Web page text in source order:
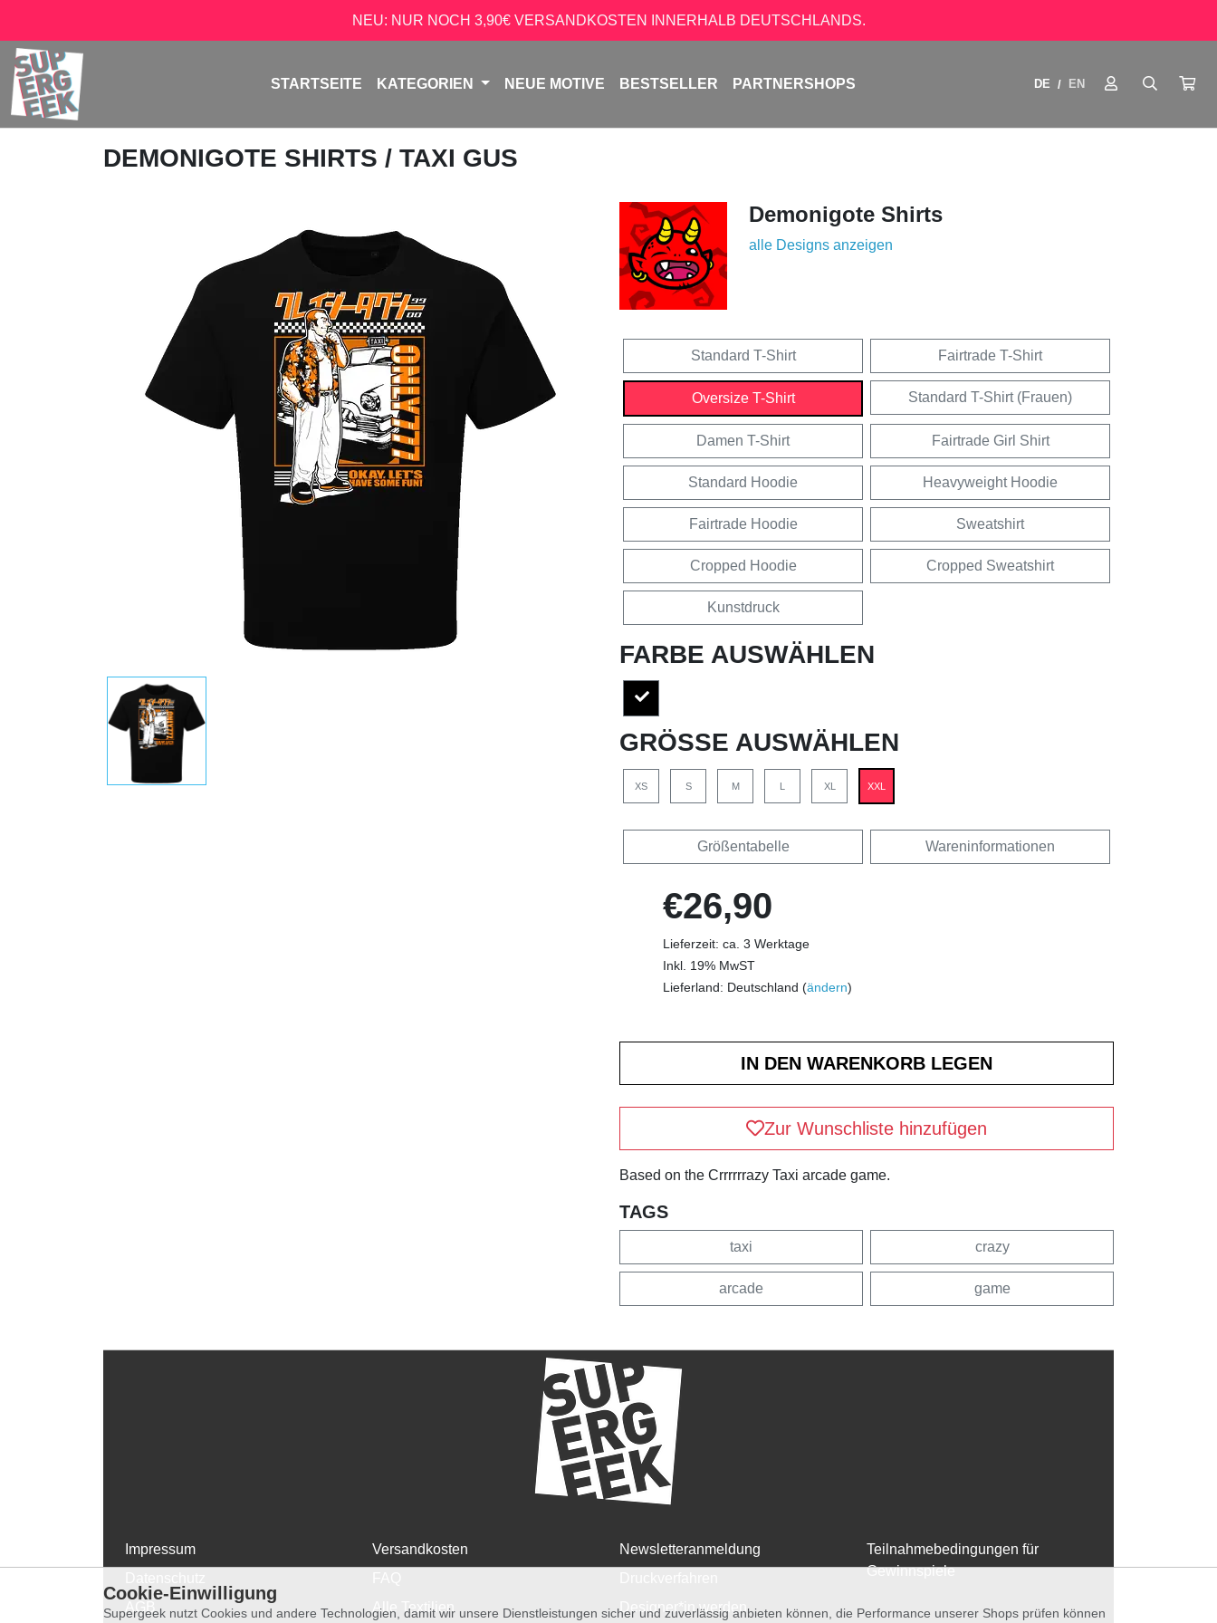
NEU: NUR NOCH 3,90€ VERSANDKOSTEN INNERHALB DEUTSCHLANDS.
STARTSEITE KATEGORIEN NEUE MOTIVE BESTSELLER PARTNERSHOPS DE / EN
DEMONIGOTE SHIRTS / TAXI GUS
Demonigote Shirts
alle Designs anzeigen
Standard T-Shirt Fairtrade T-Shirt
Oversize T-Shirt Standard T-Shirt (Frauen)
Damen T-Shirt Fairtrade Girl Shirt
Standard Hoodie Heavyweight Hoodie
Fairtrade Hoodie Sweatshirt
Cropped Hoodie Cropped Sweatshirt
Kunstdruck
FARBE AUSWÄHLEN
GRÖSSE AUSWÄHLEN
XS S M L XL XXL
Größentabelle Wareninformationen
€26,90
Lieferzeit: ca. 3 Werktage
Inkl. 19% MwST
Lieferland: Deutschland (ändern)
Zur Wunschliste hinzufügen
Based on the Crrrrrrazy Taxi arcade game.
TAGS
taxi crazy
arcade game
Impressum
Versandkosten
Alle Textilien
Newsletteranmeldung
Designer*in werden
Teilnahmebedingungen für
Gewinnspiele
Cookie-Einwilligung
Supergeek nutzt Cookies und andere Technologien, damit wir unsere Dienstleistungen sicher und zuverlässig anbieten können, die Performance unserer Shops prüfen können